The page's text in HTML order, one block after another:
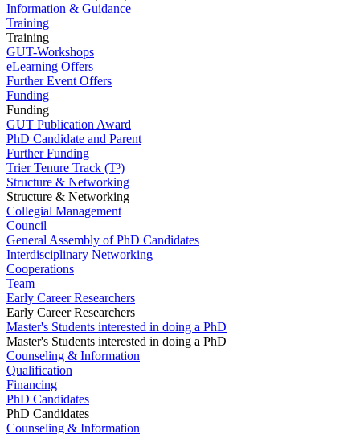
Information & Guidance
Training
Training
GUT-Workshops
eLearning Offers
Further Event Offers
Funding
Funding
GUT Publication Award
PhD Candidate and Parent
Further Funding
Trier Tenure Track (T³)
Structure & Networking
Structure & Networking
Collegial Management
Council
General Assembly of PhD Candidates
Interdisciplinary Networking
Cooperations
Team
Early Career Researchers
Early Career Researchers
Master's Students interested in doing a PhD
Master's Students interested in doing a PhD
Counseling & Information
Qualification
Financing
PhD Candidates
PhD Candidates
Counseling & Information